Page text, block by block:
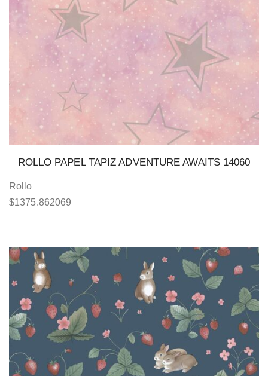
ROLLO PAPEL TAPIZ ADVENTURE AWAITS 14060
Rollo
$1375.862069